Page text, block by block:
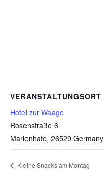
VERANSTALTUNGSORT
Hotel zur Waage
Rosenstraße 6
Marienhafe, 26529 Germany
Kleine Snacks am Montag